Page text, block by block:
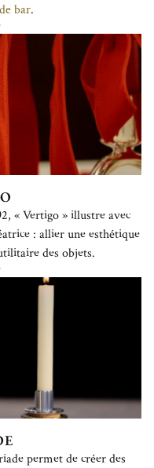
bar.
« Vertigo » illustre avec
: allier une esthétique
des objets.
permet de créer des